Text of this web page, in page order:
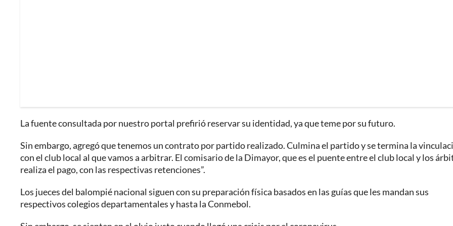
La fuente consultada por nuestro portal prefirió reservar su identidad, ya que teme por su futuro.
Sin embargo, agregó que tenemos un contrato por partido realizado. Culmina el partido y se termina la
con el club local al que vamos a arbitrar. El comisario de la Dimayor, que es el puente entre el club local y los
realiza el pago, con las respectivas retenciones”.
Los jueces del balompié nacional siguen con su preparación física basados en las guías que les mandan sus
respectivos colegios departamentales y hasta la Conmebol.